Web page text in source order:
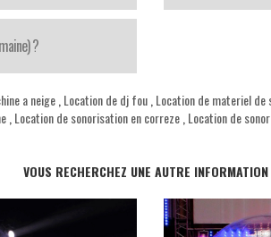
?
a neige, Location de dj fou, Location de materiel
Location de sonorisation en correze Location de
VOUS RECHERCHEZ UNE AUTRE